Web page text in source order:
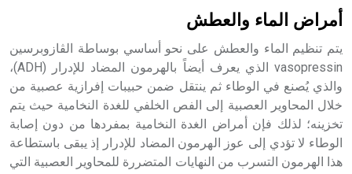
- هل تعلم أن أبجر Abgar اسم معروف جيداً يعود إلى عدد من
الملوك الذين حكموا مدينة إديسا (الرها) من أبجر الأول وحتى
التاسع، وهم ينتسبون إلى أسرة أوسروين
أمراض الماء والعطش
يتم تنظيم الماء والعطش على نحو أساسي بوساطة الڤازوبرسين
vasopressin الذي يعرف أيضاً بالهرمون المضاد للإدرار (ADH)،
والذي يُصنع في الوطاء ثم ينتقل ضمن حبيبات إفرازية عصبية من
خلال المحاوير العصبية إلى الفص الخلفي للغدة النخامية حيث يتم
تخزينه؛ لذلك فإن أمراض الغدة النخامية بمفردها من دون إصابة
الوطاء لا تؤدي إلى عوز الهرمون المضاد للإدرار إذ يبقى باستطاعة
هذا الهرمون التسرب من النهايات المتضررة للمحاوير العصبية التي